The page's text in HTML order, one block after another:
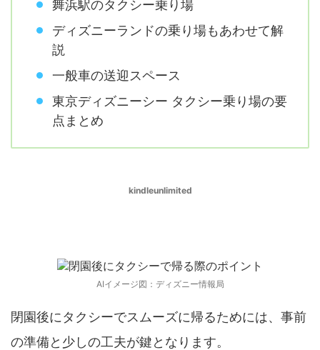
舞浜駅のタクシー乗り場
ディズニーランドの乗り場もあわせて解
説
一般車の送迎スペース
東京ディズニーシー タクシー乗り場の要
点まとめ
kindleunlimited
AIイメージ図：ディズニー情報局
閉園後にタクシーでスムーズに帰るためには、事前
の準備と少しの工夫が鍵となります。